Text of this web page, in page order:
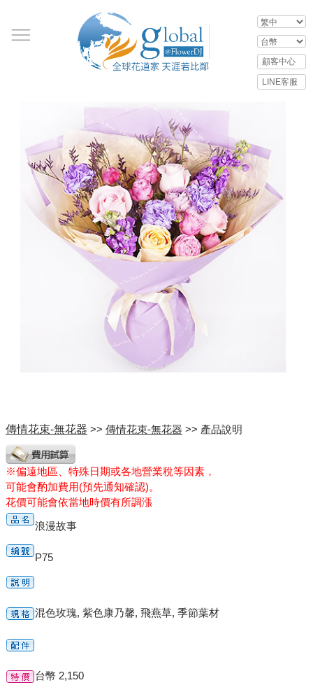
傳情花束-無花器 >> 傳情花束-無花器 >> 產品說明
※偏遠地區、特殊日期或各地營業稅等因素，
可能會酌加費用(預先通知確認)。
花價可能會依當地時價有所調漲
浪漫故事
P75
混色玫瑰, 紫色康乃馨, 飛燕草, 季節葉材
台幣 2,150